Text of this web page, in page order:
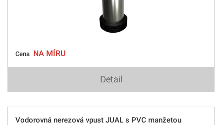
Cena NA MÍRU
Detail
Vodorovná nerezová vpust JUAL s PVC manžetou